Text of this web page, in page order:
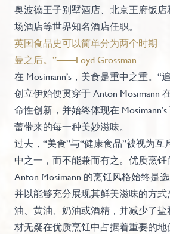
奥波德王子别墅酒店、北京王府饭
场酒店等世界知名酒店任职。
英国食品史可以简单分为两个时期
曼之后。”——Loyd Grossman
在 Mosimann’s，美食是重中之重。“
创立伊始便贯穿于 Anton Mosimann
命性创新，并始终体现在
蕾带来的每一种美妙滋味。
过去，“美食”与“健康食品”被视为
中之一，而不能兼而有之。优质烹饪
Anton Mosimann 的烹饪风格始终是
并以能够充分展现其鲜美滋味的方式
油、黄油、奶油或酒精，并减少了
材无疑在优质烹饪中占据着重要的